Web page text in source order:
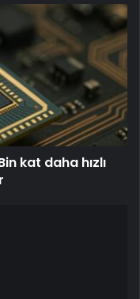
kat daha hızlı